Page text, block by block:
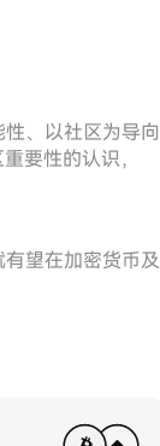
、以社区为导向
要性的认识，
望在加密货币及